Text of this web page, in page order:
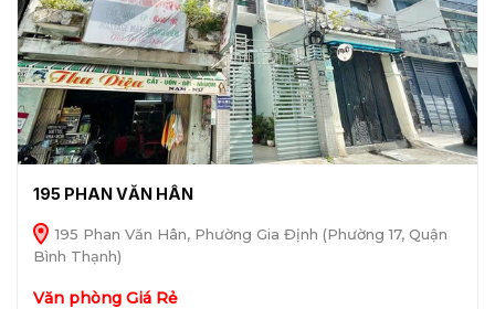
195 PHAN VĂN HÂN
195 Phan Văn Hân, Phường Gia Định (Phường 17, Quận
Bình Thạnh)
Văn phòng Giá Rẻ